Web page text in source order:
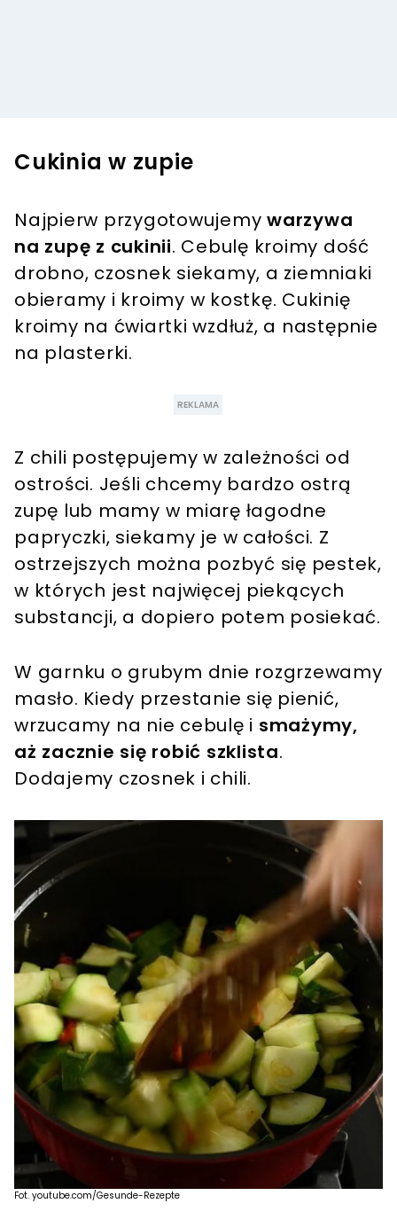
Cukinia w zupie
Najpierw przygotowujemy warzywa
na zupę z cukinii. Cebulę kroimy dość
drobno, czosnek siekamy, a ziemniaki
obieramy i kroimy w kostkę. Cukinię
kroimy na ćwiartki wzdłuż, a następnie
na plasterki.
Z chili postępujemy w zależności od
ostrości. Jeśli chcemy bardzo ostrą
zupę lub mamy w miarę łagodne
papryczki, siekamy je w całości. Z
ostrzejszych można pozbyć się pestek,
w których jest najwięcej piekących
substancji, a dopiero potem posiekać.
W garnku o grubym dnie rozgrzewamy
masło. Kiedy przestanie się pienić,
wrzucamy na nie cebulę i smażymy,
aż zacznie się robić szklista.
Dodajemy czosnek i chili.
Fot. youtube.com/Gesunde-Rezepte